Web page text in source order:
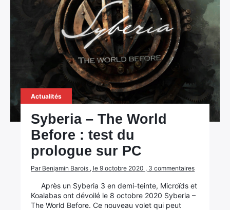
Actualités
Syberia – The World
Before : test du
prologue sur PC
Par Benjamin Barois , le 9 octobre 2020 , 3 commentaires
Après un Syberia 3 en demi-teinte, Microïds et
Koalabas ont dévoilé le 8 octobre 2020 Syberia –
The World Before. Ce nouveau volet qui peut